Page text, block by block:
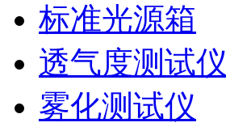
标准光源箱
透气度测试仪
雾化测试仪